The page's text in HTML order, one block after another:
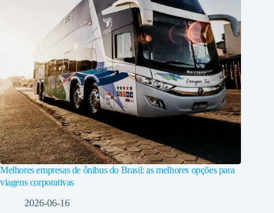
Melhores empresas de ônibus do Brasil: as melhores opções para
viagens corporativas
2026-06-16